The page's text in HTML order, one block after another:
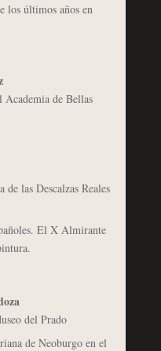
los últimos años en
Academia de Bellas
las Descalzas Reales
El X Almirante
del Prado
de Neoburgo en el